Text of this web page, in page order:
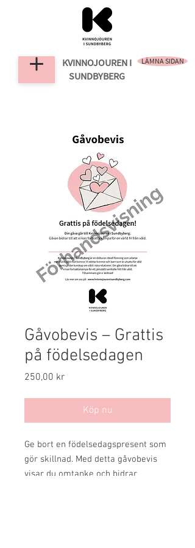
KVINNOJOUREN I
SUNDBYBERG
LÄMNA SIDAN
Gåvobevis – Grattis
på födelsedagen
250,00 krPris
Köp nu
Ge bort en födelsedagspresent som
gör skillnad. Med detta gåvobevis
visar du omtanke och bidrar